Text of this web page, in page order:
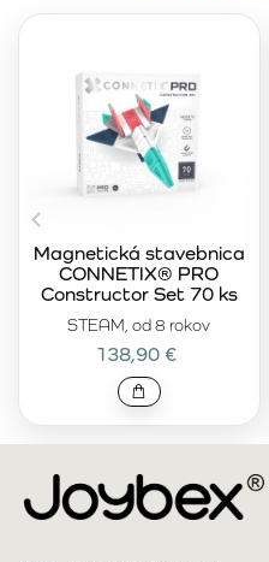
STEAM, od 8 rokov
Magnetická stavebnica
CONNETIX® PRO
Constructor Set 70 ks
138,90 €